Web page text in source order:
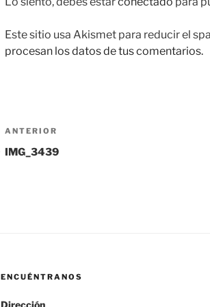
Este sitio usa Akismet para reducir el
procesan los datos de tus comentarios.
Navegación
de
Entrada
anterior:
ANTERIOR
IMG_3439
ENCUÉNTRANOS